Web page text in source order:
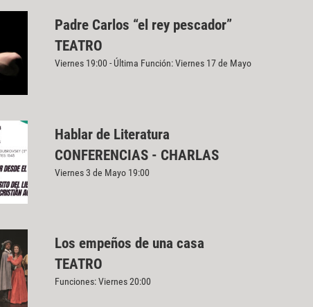
Padre Carlos “el rey pescador”
TEATRO
Viernes 19:00 - Última Función: Viernes 17 de Mayo
Hablar de Literatura
CONFERENCIAS - CHARLAS
Viernes 3 de Mayo 19:00
Los empeños de una casa
TEATRO
Funciones: Viernes 20:00